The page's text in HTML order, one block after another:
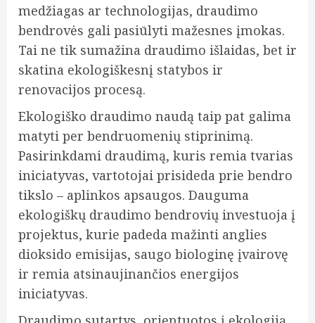
medžiagas ar technologijas, draudimo
bendrovės gali pasiūlyti mažesnes įmokas.
Tai ne tik sumažina draudimo išlaidas, bet ir
skatina ekologiškesnį statybos ir
renovacijos procesą.
Ekologiško draudimo naudą taip pat galima
matyti per bendruomenių stiprinimą.
Pasirinkdami draudimą, kuris remia tvarias
iniciatyvas, vartotojai prisideda prie bendro
tikslo – aplinkos apsaugos. Dauguma
ekologiškų draudimo bendrovių investuoja į
projektus, kurie padeda mažinti anglies
dioksido emisijas, saugo biologinę įvairovę
ir remia atsinaujinančios energijos
iniciatyvas.